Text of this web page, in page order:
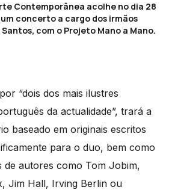
Contemporânea acolhe no dia 28
concerto a cargo dos irmãos
com o Projeto Mano a Mano.
“dois dos mais ilustres
da actualidade”, trará a
baseado em originais escritos
para o duo, bem como
de autores como Tom Jobim,
Jim Hall, Irving Berlin ou